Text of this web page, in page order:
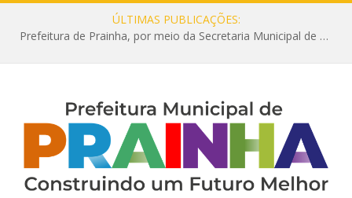
ÚLTIMAS PUBLICAÇÕES:
Prefeitura de Prainha, por meio da Secretaria Municipal de Educação, abre 354 vagas na área da Educação para 2025 com processo seletivo simplificado